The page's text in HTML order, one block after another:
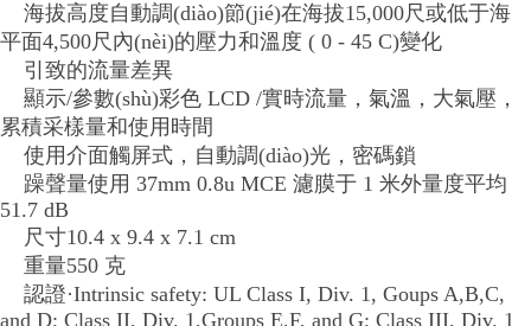
海拔高度自動調(diào)節(jié)在海拔15,000尺或低于海
平面4,500尺內(nèi)的壓力和溫度 ( 0 - 45 C)變化
引致的流量差異
顯示/參數(shù)彩色 LCD /實時流量，氣溫，大氣壓，
累積采樣量和使用時間
使用介面觸屏式，自動調(diào)光，密碼鎖
躁聲量使用 37mm 0.8u MCE 濾膜于 1 米外量度平均
51.7 dB
尺寸10.4 x 9.4 x 7.1 cm
重量550 克
認證·Intrinsic safety: UL Class I, Div. 1, Goups A,B,C,
and D; Class II, Div. 1,Groups E,F, and G; Class III, Div. 1